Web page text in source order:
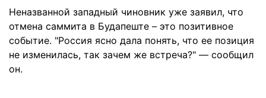
Неназванной западный чиновник уже заявил, что
отмена саммита в Будапеште – это позитивное
событие. "Россия ясно дала понять, что ее позиция
не изменилась, так зачем же встреча?" — сообщил
он.